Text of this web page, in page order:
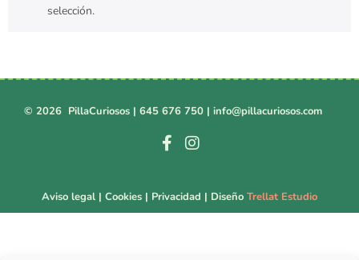
selección.
© 2026 PillaCuriosos | 645 676 750 | info@pillacuriosos.com
Aviso legal | Cookies | Privacidad | Diseño Trellat Estudio